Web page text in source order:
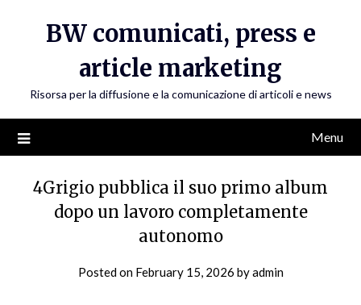
BW comunicati, press e
article marketing
Risorsa per la diffusione e la comunicazione di articoli e news
Menu
4Grigio pubblica il suo primo album
dopo un lavoro completamente
autonomo
Posted on February 15, 2026 byadmin